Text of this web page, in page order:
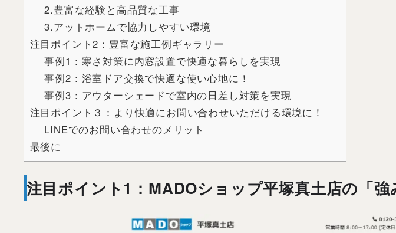
2.豊富な経験と高品質な工事
3.アットホームで協力しやすい環境
注目ポイント2：豊富な施工例ギャラリー
事例1：寒さ対策に内窓設置で快適な暮らしを実現
事例2：浴室ドア交換で快適な使い心地に！
事例3：アウターシェードで室内の日差し対策を実現
注目ポイント３：より快適にお問い合わせいただける環境に！
LINEでのお問い合わせのメリット
最後に
注目ポイント1 ： MADOショップ平塚真土店の「強